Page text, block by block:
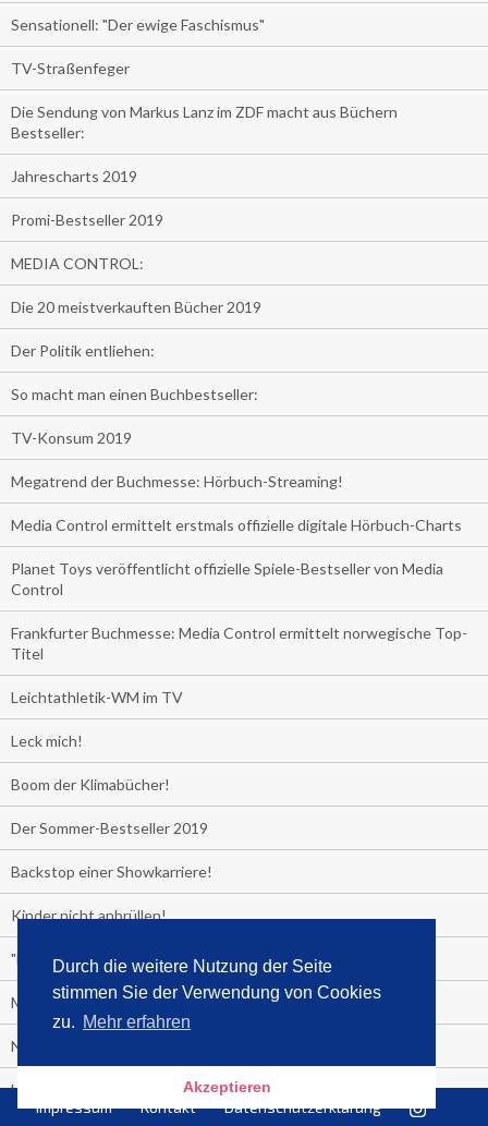
Durch die weitere Nutzung der Seite
stimmen Sie der Verwendung von Cookies
zu. Mehr erfahren
Akzeptieren
Sensationell: "Der ewige Faschismus"
TV-Straßenfeger
Die Sendung von Markus Lanz im ZDF macht aus Büchern
Bestseller:
Jahrescharts 2019
Promi-Bestseller 2019
MEDIA CONTROL:
Die 20 meistverkauften Bücher 2019
Der Politik entliehen:
So macht man einen Buchbestseller:
TV-Konsum 2019
Megatrend der Buchmesse: Hörbuch-Streaming!
Media Control ermittelt erstmals offizielle digitale Hörbuch-Charts
Planet Toys veröffentlicht offizielle Spiele-Bestseller von Media
Control
Frankfurter Buchmesse: Media Control ermittelt norwegische Top-
Titel
Leichtathletik-WM im TV
Leck mich!
Boom der Klimabücher!
Der Sommer-Bestseller 2019
Backstop einer Showkarriere!
Kinder nicht anbrüllen!
"Das Leben fickt am härtesten"
Media Control exklusiv:
Negativzins
Heute ist Tag des Malbuchs
Impressum Kontakt Datenschutzerklärung